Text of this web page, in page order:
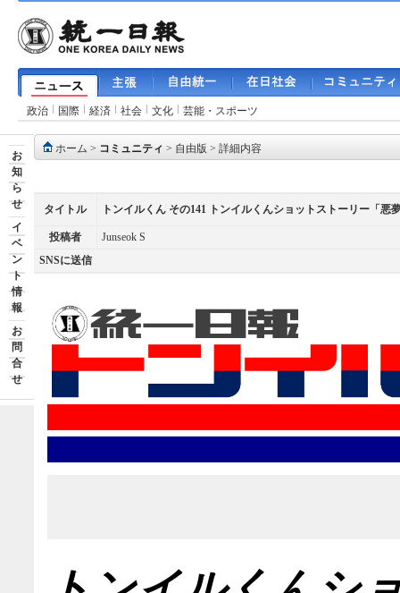
政治 国際 経済 社会 文化 芸能・スポーツ
お
知
ら
せ
イ
ベ
ン
ト
情
報
お
問
合
せ
ホーム > コミュニティ > 自由版 > 詳細内容
タイトル トンイルくん その141 トンイルくんショットストーリー「悪
投稿者
Junseok S
SNSに送信